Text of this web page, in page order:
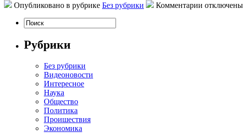
Опубликовано в рубрике Без рубрики Комментарии отключены
Рубрики
Без рубрики
Видеоновости
Интересное
Наука
Общество
Политика
Проишествия
Экономика